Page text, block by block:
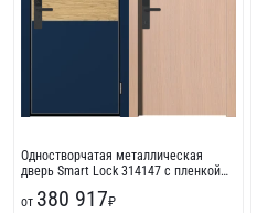
Одностворчатая металлическая
дверь Smart Lock 314147 с пленкой
от 380 917₽